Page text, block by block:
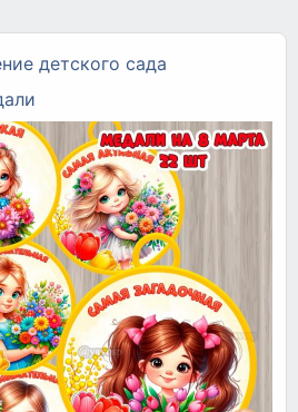
детского сада